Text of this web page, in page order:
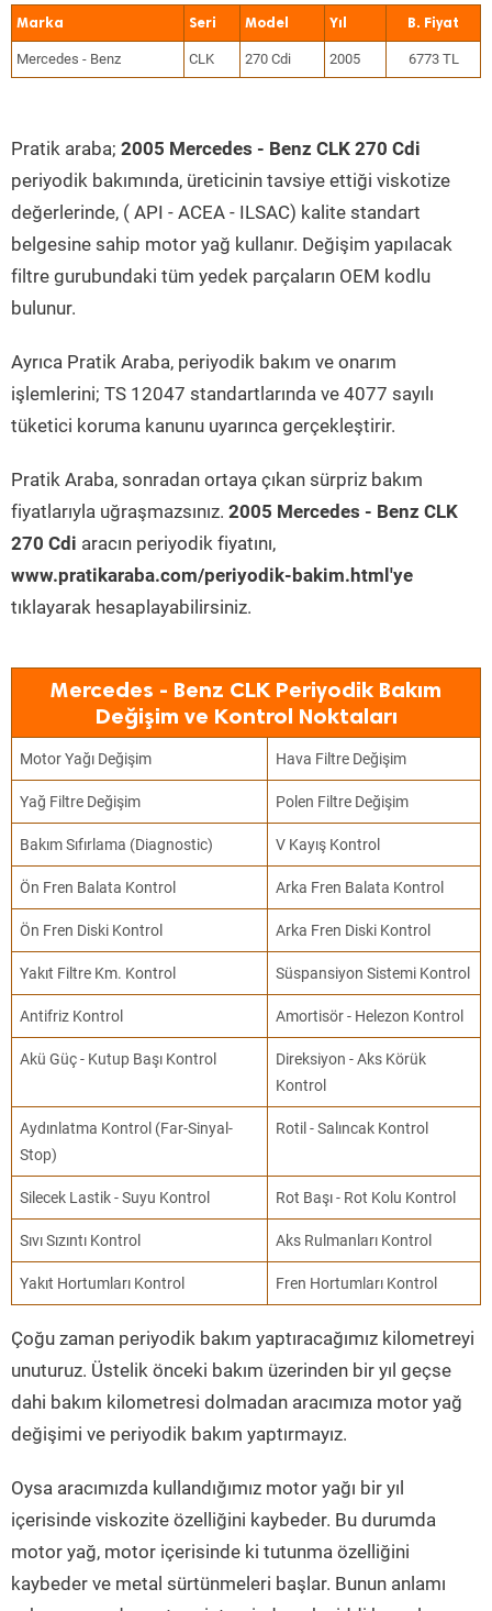
Marka Seri Model Yıl
Mercedes - Benz CLK 270 Cdi 2005 6773 TL
Pratik araba; 2005 Mercedes - Benz CLK 270 Cdi
periyodik bakımında, üreticinin tavsiye ettiği viskotize
değerlerinde, ( API - ACEA - ILSAC) kalite standart
belgesine sahip motor yağ kullanır. Değişim yapılacak
filtre gurubundaki tüm yedek parçaların OEM kodlu
bulunur.
Ayrıca Pratik Araba, periyodik bakım ve onarım
işlemlerini; TS 12047 standartlarında ve 4077 sayılı
tüketici koruma kanunu uyarınca gerçekleştirir.
Pratik Araba, sonradan ortaya çıkan sürpriz bakım
fiyatlarıyla uğraşmazsınız. 2005 Mercedes - Benz CLK
270 Cdi aracın periyodik fiyatını,
www.pratikaraba.com/periyodik-bakim.html'ye
tıklayarak hesaplayabilirsiniz.
Mercedes - Benz CLK Periyodik Bakım
Değişim ve Kontrol Noktaları
Motor Yağı Değişim Hava Filtre Değişim
Yağ Filtre Değişim Polen Filtre Değişim
Bakım Sıfırlama (Diagnostic) V Kayış Kontrol
Ön Fren Balata Kontrol Arka Fren Balata Kontrol
Ön Fren Diski Kontrol Arka Fren Diski Kontrol
Yakıt Filtre Km. Kontrol Süspansiyon Sistemi Kontrol
Antifriz Kontrol Amortisör - Helezon Kontrol
Akü Güç - Kutup Başı Kontrol
Direksiyon - Aks Körük
Kontrol
Aydınlatma Kontrol (Far-Sinyal-
Stop)
Rotil - Salıncak Kontrol
Silecek Lastik - Suyu Kontrol Rot Başı - Rot Kolu Kontrol
Sıvı Sızıntı Kontrol Aks Rulmanları Kontrol
Yakıt Hortumları Kontrol Fren Hortumları Kontrol
Çoğu zaman periyodik bakım yaptıracağımız kilometreyi
unuturuz. Üstelik önceki bakım üzerinden bir yıl geçse
dahi bakım kilometresi dolmadan aracımıza motor yağ
değişimi ve periyodik bakım yaptırmayız.
Oysa aracımızda kullandığımız motor yağı bir yıl
içerisinde viskozite özelliğini kaybeder. Bu durumda
motor yağ, motor içerisinde ki tutunma özelliğini
kaybeder ve metal sürtünmeleri başlar. Bunun anlamı